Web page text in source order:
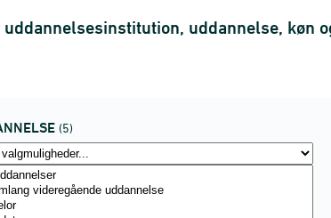
uddannelse, køn
(5)